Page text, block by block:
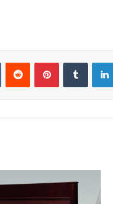
لينكدإن بينتيريست